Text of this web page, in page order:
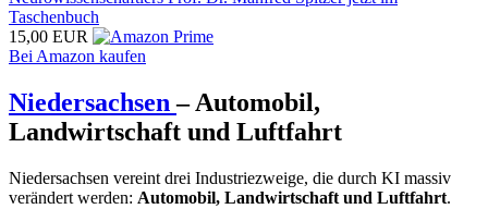
Taschenbuch
15,00 EUR
Bei Amazon kaufen
Niedersachsen– Automobil,
Landwirtschaft und Luftfahrt
Niedersachsen vereint drei Industriezweige, die durch KI massiv
verändert werden: Automobil, Landwirtschaft und Luftfahrt.